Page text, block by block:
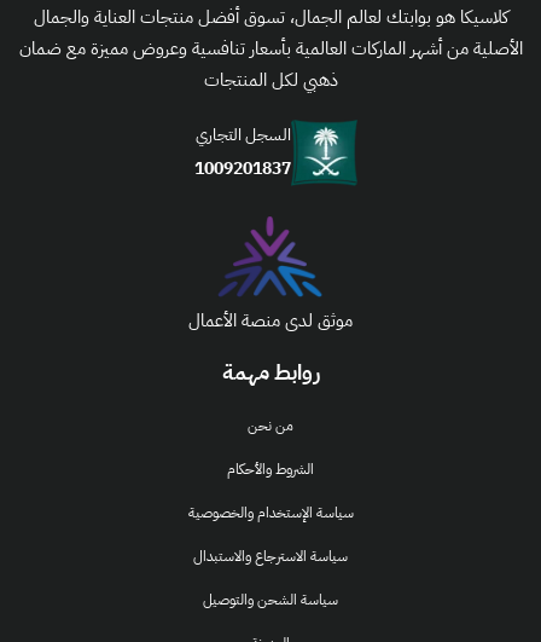
روابط مهمة
من نحن
الشروط والأحكام
سياسة الإستخدام والخصوصية
سياسة الاسترجاع والاستبدال
سياسة الشحن والتوصيل
كلاسيكا هو بوابتك لعالم الجمال، تسوق أفضل منتجات العناية والجمال
الأصلية من أشهر الماركات العالمية بأسعار تنافسية وعروض مميزة مع ضمان
ذهبي لكل المنتجات
السجل التجاري
1009201837
موثق لدى منصة الأعمال